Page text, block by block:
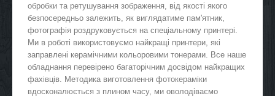
обробки та ретушування зображення, від якості якого
безпосередньо залежить, як виглядатиме пам'ятник,
фотографія роздруковується на спеціальному принтері.
Ми в роботі використовуємо найкращі принтери, які
заправлені керамічними кольоровими тонерами. Все наше
обладнання перевірено багаторічним досвідом найкращих
фахівців. Методика виготовлення фотокераміки
вдосконалюється з плином часу, ми оволодіваємо